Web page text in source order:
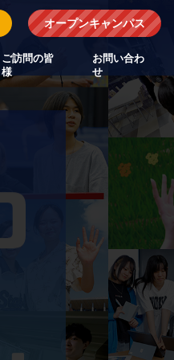
オープンキャンパス
ご訪問の皆
様
お問い合わ
せ